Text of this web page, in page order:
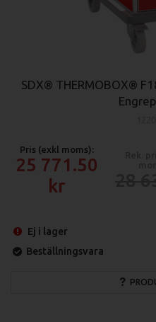
SDX® THERMOBOX®
Pris (exkl moms):
25 771.50
Ej i lager
Beställningsvara